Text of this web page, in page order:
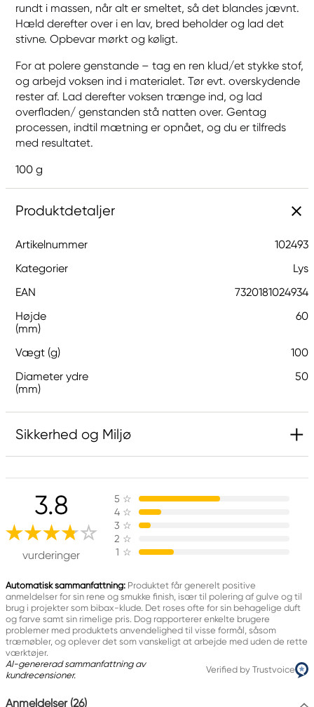
rundt i massen, når alt er smeltet, så det blandes jævnt.
Hæld derefter over i en lav, bred beholder og lad det
stivne. Opbevar mørkt og køligt.
For at polere genstande – tag en ren klud/et stykke stof,
og arbejd voksen ind i materialet. Tør evt. overskydende
rester af. Lad derefter voksen trænge ind, og lad
overfladen/ genstanden stå natten over. Gentag
processen, indtil mætning er opnået, og du er tilfreds
med resultatet.
100 g
Produktdetaljer
Artikelnummer
102493
Kategorier
Lys
EAN
7320181024934
Højde
(mm)
60
Vægt (g)
100
Diameter ydre
(mm)
50
Sikkerhed og Miljø
3.8
vurderinger
5 ☆
4 ☆
3 ☆
2 ☆
1 ☆
Automatisk sammanfattning: Produktet får generelt positive
anmeldelser for sin rene og smukke finish, især til polering af gulve og til
brug i projekter som bibax-klude. Det roses ofte for sin behagelige duft
og farve samt sin rimelige pris. Dog rapporterer enkelte brugere
problemer med produktets anvendelighed til visse formål, såsom
træmøbler, og oplever det som vanskeligt at arbejde med uden de rette
værktøjer.
AI-genererad sammanfattning av
kundrecensioner.
Verified by Trustvoice
Anmeldelser (26)